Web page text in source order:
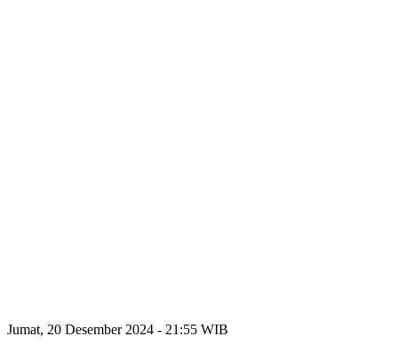
Jumat, 20 Desember 2024 - 21:55 WIB